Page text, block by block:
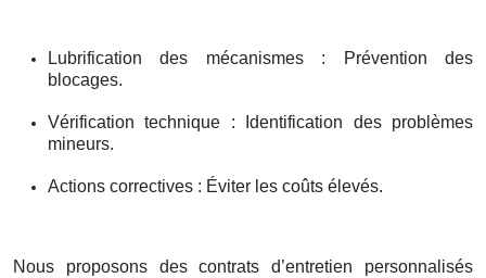
Lubrification des mécanismes : Prévention des
blocages.
Vérification technique : Identification des problèmes
mineurs.
Actions correctives : Éviter les coûts élevés.
Nous proposons des contrats d’entretien personnalisés